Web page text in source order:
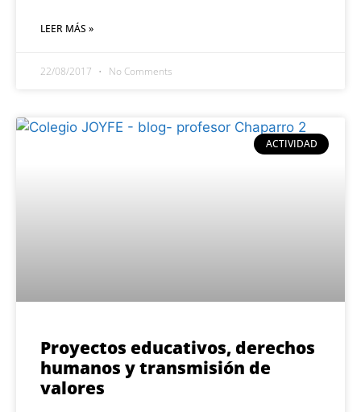
LEER MÁS »
22/08/2017 No Comments
ACTIVIDAD
Proyectos educativos, derechos
humanos y transmisión de
valores